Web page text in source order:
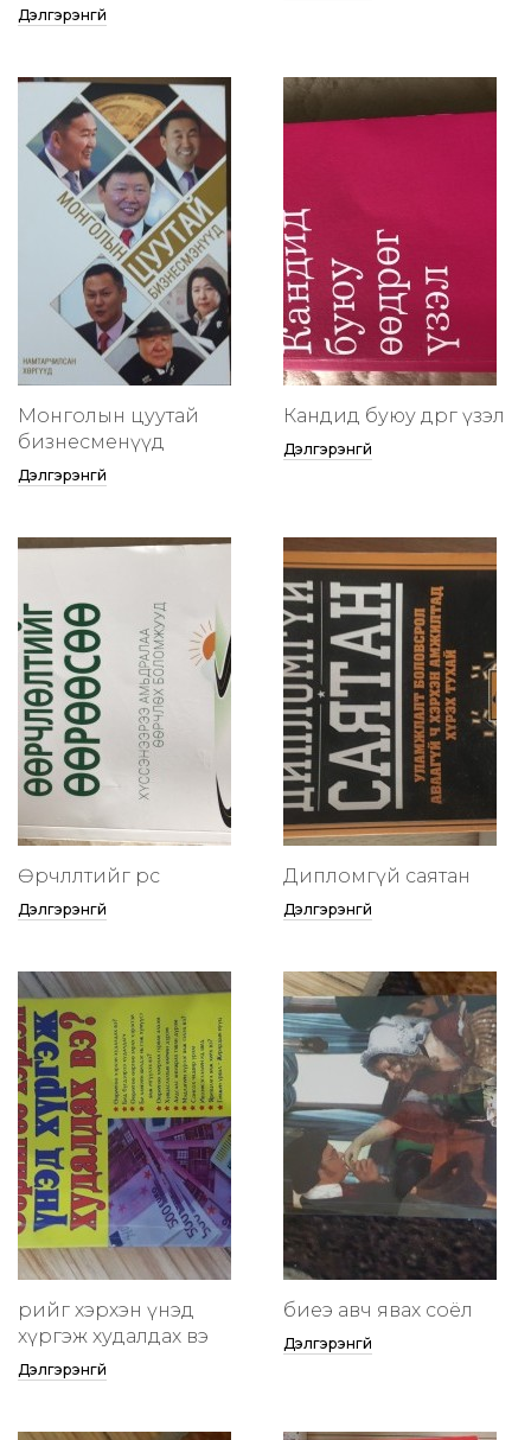
Дэлгэрэнгүй
Монголын цуутай
бизнесменүүд
Дэлгэрэнгүй
Кандид буюу өөдрөг үзэл
Дэлгэрэнгүй
Өөрчлөлтийг өөрөөсөө
Дэлгэрэнгүй
Дипломгүй саятан
Дэлгэрэнгүй
өөрийгөө хэрхэн үнэд
хүргэж худалдах вэ
Дэлгэрэнгүй
биеэ авч явах соёл
Дэлгэрэнгүй